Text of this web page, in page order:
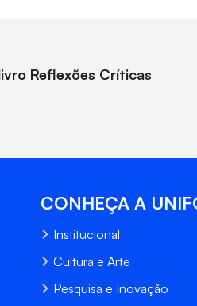
Reflexões Críticas
CONHEÇA A
Institucional
Cultura e Arte
Pesquisa e Inovação